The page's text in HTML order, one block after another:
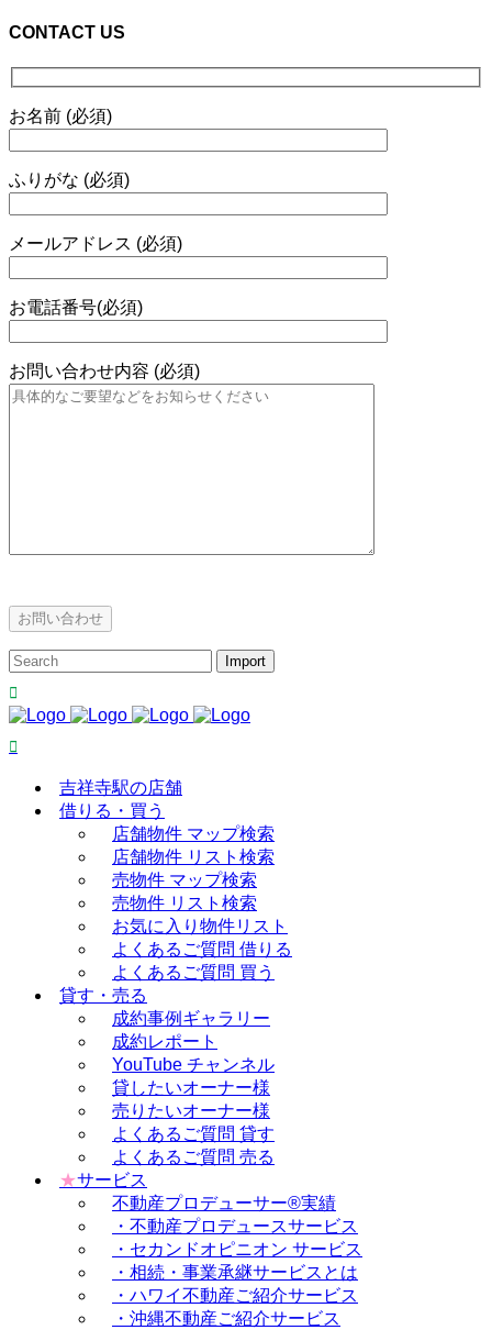
CONTACT US
お名前 (必須)
ふりがな (必須)
メールアドレス (必須)
お電話番号(必須)
お問い合わせ内容 (必須)
吉祥寺駅の店舗
借りる・買う
店舗物件 マップ検索
店舗物件 リスト検索
売物件 マップ検索
売物件 リスト検索
お気に入り物件リスト
よくあるご質問 借りる
よくあるご質問 買う
貸す・売る
成約事例ギャラリー
成約レポート
YouTube チャンネル
貸したいオーナー様
売りたいオーナー様
よくあるご質問 貸す
よくあるご質問 売る
★サービス
不動産プロデューサー®実績
・不動産プロデュースサービス
・セカンドオピニオン サービス
・相続・事業承継サービスとは
・ハワイ不動産ご紹介サービス
・沖縄不動産ご紹介サービス